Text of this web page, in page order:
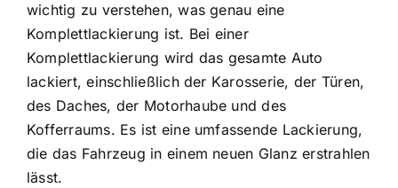
wichtig zu verstehen, was genau eine
Komplettlackierung ist. Bei einer
Komplettlackierung wird das gesamte Auto
lackiert, einschließlich der Karosserie, der Türen,
des Daches, der Motorhaube und des
Kofferraums. Es ist eine umfassende Lackierung,
die das Fahrzeug in einem neuen Glanz erstrahlen
lässt.